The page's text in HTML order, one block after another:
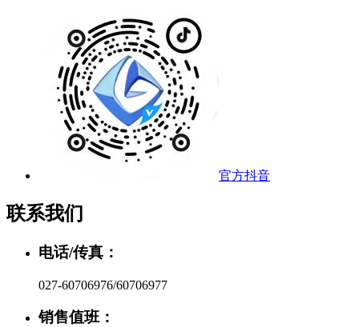
官方抖音
联系我们
电话/传真：
027-60706976/60706977
销售值班：